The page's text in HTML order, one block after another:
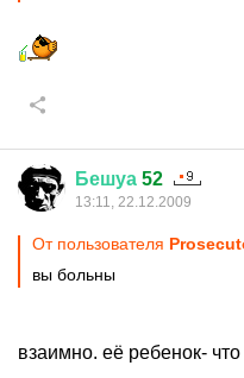
Бешуа 52
13:11, 22.12.2009
От пользователя
вы больны
взаимно. её ребенок- что